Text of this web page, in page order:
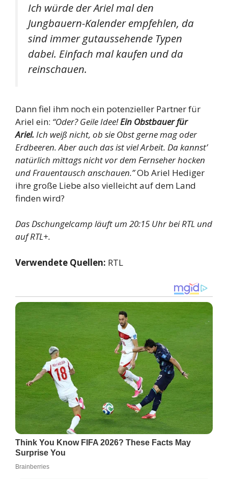
Ich würde der Ariel mal den
Jungbauern-Kalender empfehlen, da
sind immer gutaussehende Typen
dabei. Einfach mal kaufen und da
reinschauen.
Dann fiel ihm noch ein potenzieller Partner für
Ariel ein: “Oder? Geile Idee!Ein Obstbauer für
Ariel. Ich weiß nicht, ob sie Obst gerne mag oder
Erdbeeren. Aber auch das ist viel Arbeit. Da kannst’
natürlich mittags nicht vor dem Fernseher hocken
und Frauentausch anschauen.”Ob Ariel Hediger
ihre große Liebe also vielleicht auf dem Land
finden wird?
Das Dschungelcamp läuft um 20:15 Uhr bei RTL und
auf RTL+.
Verwendete Quellen: RTL